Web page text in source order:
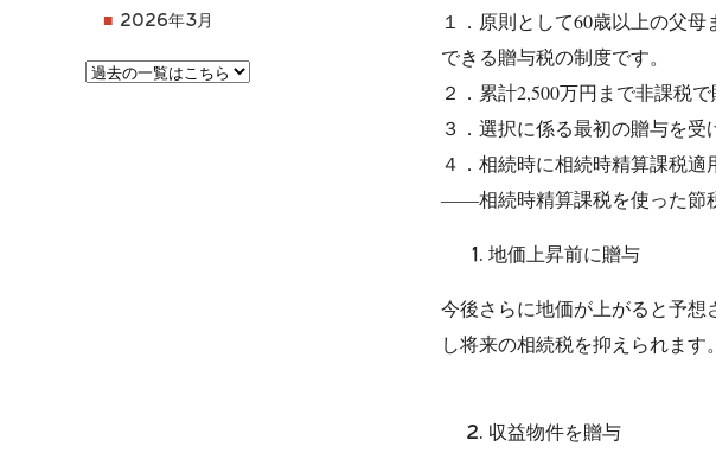
１．原則として60歳以上の父
できる贈与税の制度です。
２．累計2,500万円まで非課税
３．選択に係る最初の贈与を受
４．相続時に相続時精算課税適
――相続時精算課税を使った
地価上昇前に贈与
今後さらに地価が上がると予
し将来の相続税を抑えられます。
収益物件を贈与
2026年3月